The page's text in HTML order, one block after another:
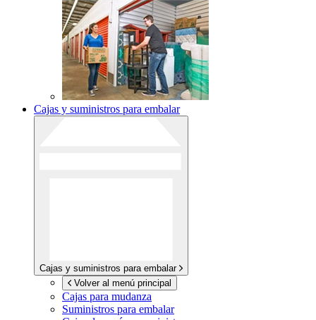
Cajas y suministros para embalar
Cajas y suministros para embalar
Volver al menú principal
Cajas para mudanza
Suministros para embalar